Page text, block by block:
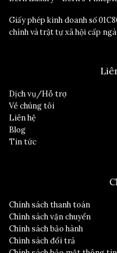
Giấy phép kinh doanh số
chính và trật tự xã hội cấp
Dịch vụ/Hỗ trợ
Về chúng tôi
Liên hệ
Blog
Tin tức
Chính sách thanh toán
Chính sách vận chuyển
Chính sách bảo hành
Chính sách đổi trả